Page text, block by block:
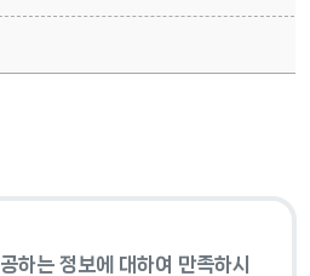
하는 정보에 대하여 만족하시